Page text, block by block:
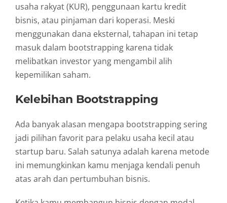
usaha rakyat (KUR), penggunaan kartu kredit
bisnis, atau pinjaman dari koperasi. Meski
menggunakan dana eksternal, tahapan ini tetap
masuk dalam bootstrapping karena tidak
melibatkan investoryang mengambil alih
kepemilikan saham.
Kelebihan Bootstrapping
Ada banyakalasan mengapa bootstrapping sering
jadi pilihan favorit para pelaku usaha kecil atau
startup baru. Salah satunya adalah karena metode
ini memungkinkan kamu menjaga kendali penuh
atas arah dan pertumbuhan bisnis.